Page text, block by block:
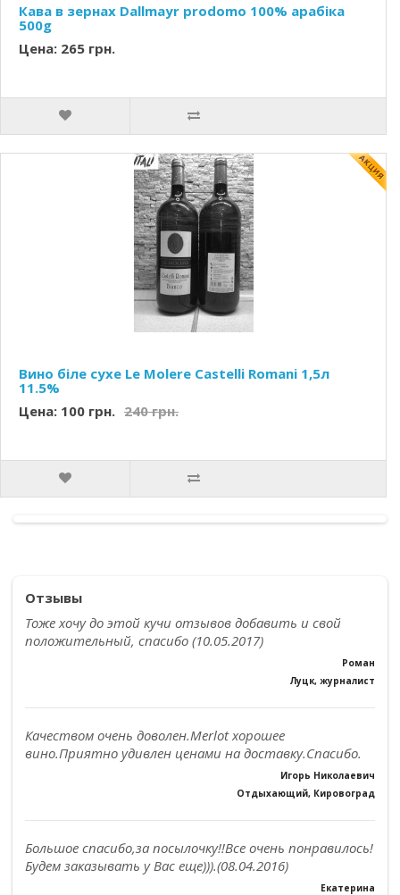
Кава в зернах Dallmayr prodomo 100% арабіка
500g
Цена: 265 грн.
Вино біле сухе Le Molere Castelli Romani 1,5л
11.5%
Цена: 100 грн. 240 грн.
Отзывы
Тоже хочу до этой кучи отзывов добавить и свой
положительный, спасибо (10.05.2017)
Роман
Луцк, журналист
Качеством очень доволен.Merlot хорошее
вино.Приятно удивлен ценами на доставку.Спасибо.
Игорь Николаевич
Отдыхающий, Кировоград
Большое спасибо,за посылочку!!Все очень понравилось!
Будем заказывать у Вас еще))).(08.04.2016)
Екатерина